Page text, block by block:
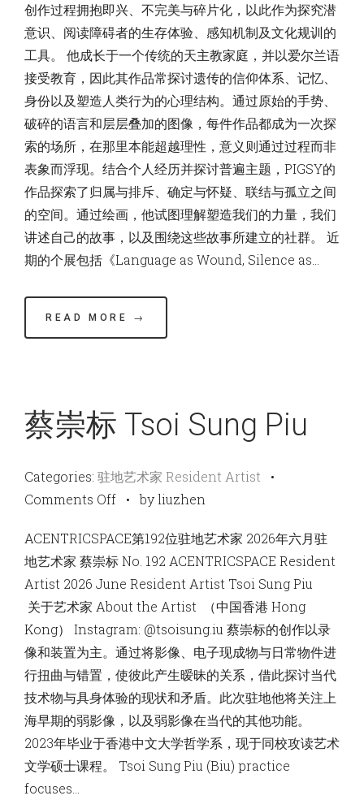
创作过程拥抱即兴、不完美与碎片化，以此作为探究潜
意识、阅读障碍者的生存体验、感知机制及文化规训的
工具。 他成长于一个传统的天主教家庭，并以爱尔兰语
接受教育，因此其作品常探讨遗传的信仰体系、记忆、
身份以及塑造人类行为的心理结构。通过原始的手势、
破碎的语言和层层叠加的图像，每件作品都成为一次探
索的场所，在那里本能超越理性，意义则通过过程而非
表象而浮现。结合个人经历并探讨普遍主题，PIGSY的
作品探索了归属与排斥、确定与怀疑、联结与孤立之间
的空间。通过绘画，他试图理解塑造我们的力量，我们
讲述自己的故事，以及围绕这些故事所建立的社群。 近
期的个展包括《Language as Wound, Silence as…
READ MORE →
蔡崇标 Tsoi Sung Piu
Categories: 驻地艺术家 Resident Artist •
Comments Offon
崇
标
Tsoi
Sung
Piu
•by liuzhen
ACENTRICSPACE第192位驻地艺术家 2026年六月驻
地艺术家 蔡崇标 No. 192 ACENTRICSPACE Resident
Artist 2026 June Resident Artist Tsoi Sung Piu
关于艺术家 About the Artist （中国香港 Hong
Kong） Instagram: @tsoisung.iu 蔡崇标的创作以录
像和装置为主。通过将影像、电子现成物与日常物件进
行扭曲与错置，使彼此产生暧昧的关系，借此探讨当代
技术物与具身体验的现状和矛盾。此次驻地他将关注上
海早期的弱影像，以及弱影像在当代的其他功能。
2023年毕业于香港中文大学哲学系，现于同校攻读艺术
文学硕士课程。 Tsoi Sung Piu (Biu) practice
focuses…